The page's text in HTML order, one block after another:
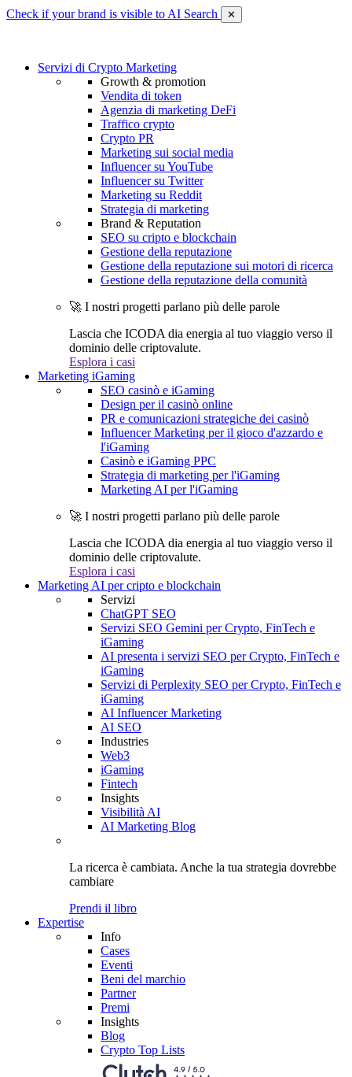
Check if your brand is visible to AI Search ✕
Servizi di Crypto Marketing
Growth & promotion
Vendita di token
Agenzia di marketing DeFi
Traffico crypto
Crypto PR
Marketing sui social media
Influencer su YouTube
Influencer su Twitter
Marketing su Reddit
Strategia di marketing
Brand & Reputation
SEO su cripto e blockchain
Gestione della reputazione
Gestione della reputazione sui motori di ricerca
Gestione della reputazione della comunità
🚀 I nostri progetti parlano più delle parole
Lascia che ICODA dia energia al tuo viaggio verso il
dominio delle criptovalute.
Esplora i casi
Marketing iGaming
SEO casinò e iGaming
Design per il casinò online
PR e comunicazioni strategiche dei casinò
Influencer Marketing per il gioco d'azzardo e
l'iGaming
Casinò e iGaming PPC
Strategia di marketing per l'iGaming
Marketing AI per l'iGaming
🚀 I nostri progetti parlano più delle parole
Lascia che ICODA dia energia al tuo viaggio verso il
dominio delle criptovalute.
Esplora i casi
Marketing AI per cripto e blockchain
Servizi
ChatGPT SEO
Servizi SEO Gemini per Crypto, FinTech e
iGaming
AI presenta i servizi SEO per Crypto, FinTech e
iGaming
Servizi di Perplexity SEO per Crypto, FinTech e
iGaming
AI Influencer Marketing
AI SEO
Industries
Web3
iGaming
Fintech
Insights
Visibilità AI
AI Marketing Blog
La ricerca è cambiata. Anche la tua strategia dovrebbe
cambiare
Prendi il libro
Expertise
Info
Cases
Eventi
Beni del marchio
Partner
Premi
Insights
Blog
Crypto Top Lists